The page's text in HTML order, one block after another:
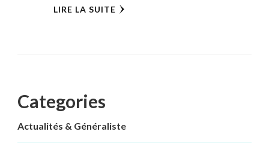
LIRE LA SUITE
Categories
Actualités & Généraliste